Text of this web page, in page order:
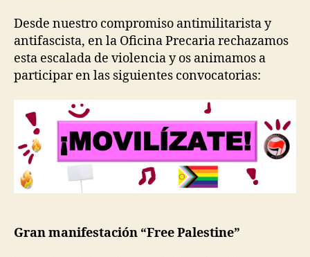
Desde nuestro compromiso antimilitarista y
antifascista, en la Oficina Precaria rechazamos
esta escalada de violencia y os animamos a
participar en las siguientes convocatorias:
Gran manifestación “Free Palestine”